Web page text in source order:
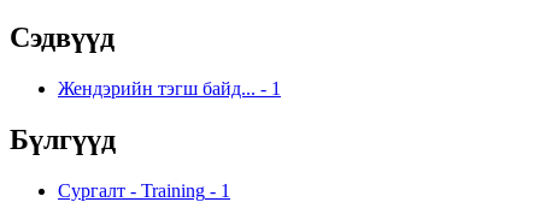
Сэдвүүд
Жендэрийн тэгш байд... - 1
Бүлгүүд
Сургалт - Training - 1